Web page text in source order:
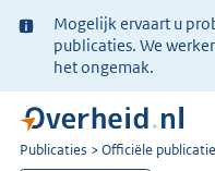
Ter
informatie:
Mogelijk ervaart u
publicaties. We
het ongemak.
U
Publicaties Officiële